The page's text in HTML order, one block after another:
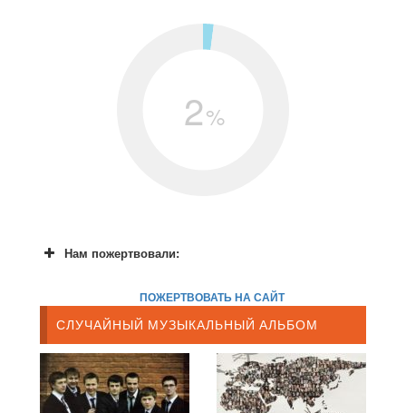
2%
Нам пожертвовали:
ПОЖЕРТВОВАТЬ НА САЙТ
СЛУЧАЙНЫЙ МУЗЫКАЛЬНЫЙ АЛЬБОМ